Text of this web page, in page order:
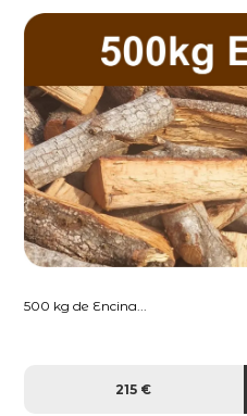
500 kg de Encina...
215 €